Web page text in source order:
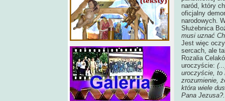
naród, który
oficjalny
narodowych.
Służebnica
musi uznać
Jest więc
sercach, ale
Rozalia
uroczyście:
uroczyście, to
zrozumienie,
która wiele
Pana